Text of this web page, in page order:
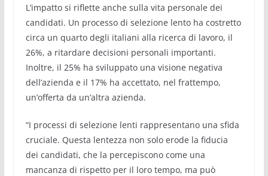
L’impatto si riflette anche sulla vita personale dei
candidati. Un processo di selezione lento ha costretto
circa un quarto degli italiani alla ricerca di lavoro, il
26%, a ritardare decisioni personali importanti.
Inoltre, il 25% ha sviluppato una visione negativa
dell’azienda e il 17% ha accettato, nel frattempo,
un’offerta da un’altra azienda.
“I processi di selezione lenti rappresentano una sfida
cruciale. Questa lentezza non solo erode la fiducia
dei candidati, che la percepiscono come una
mancanza di rispetto per il loro tempo, ma può